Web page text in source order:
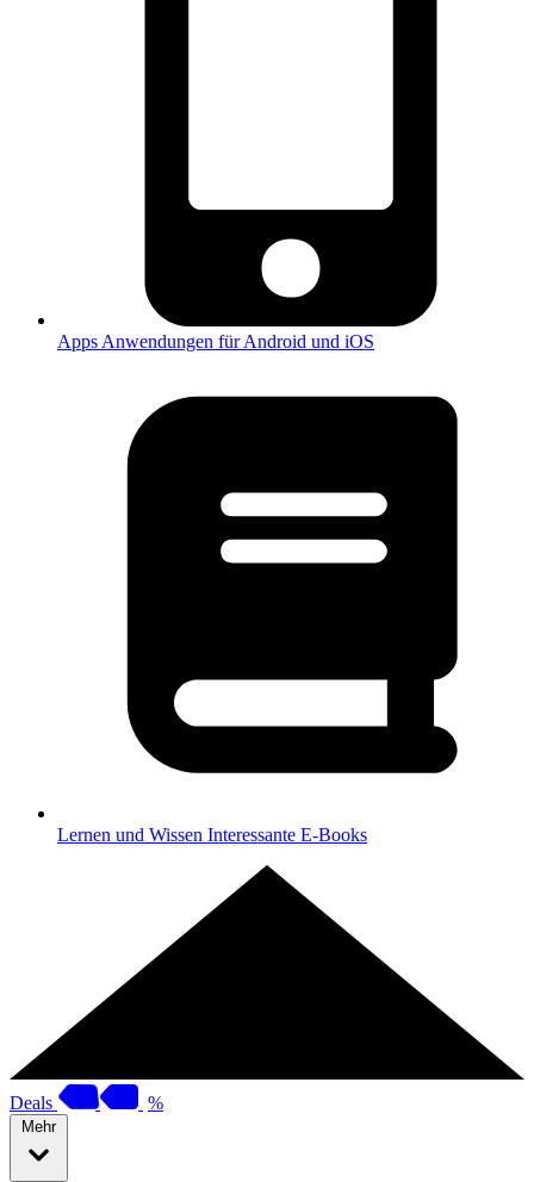
Apps Anwendungen für Android und iOS
Lernen und Wissen Interessante E-Books
Deals %
Mehr